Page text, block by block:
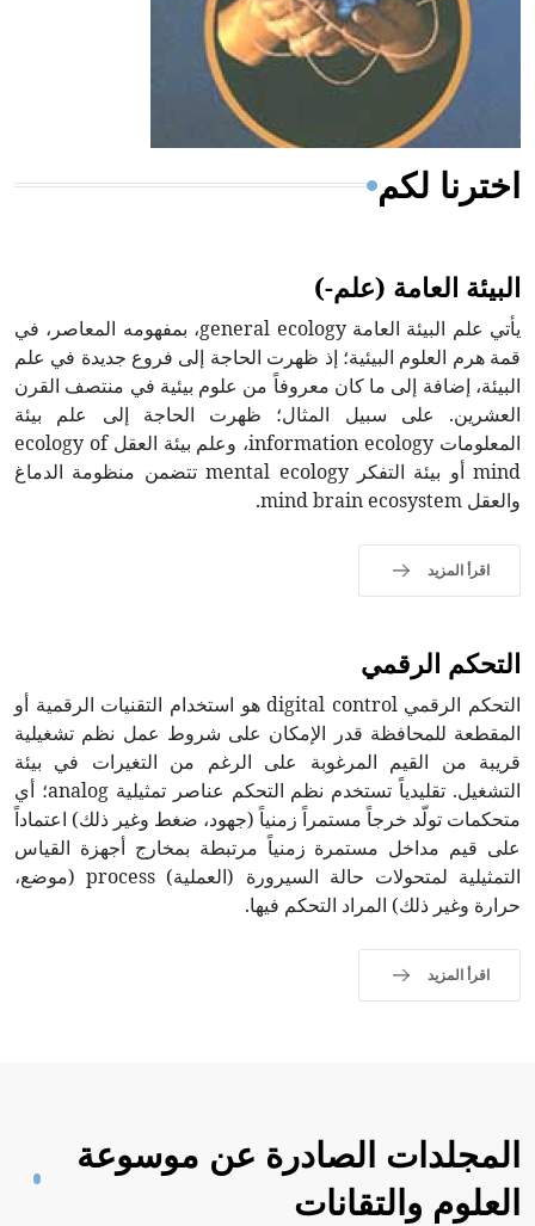
- هل تعلم أن المرجان إفراز حيواني يتكون في البحر ويتركب
من مادة كربونات الكلسيوم، وهو أحمر أو شديد الحمرة وهو
أجود أنواعه، ويمتاز بكبر الحجم ويسمى الش
اخترنا لكم
البيئة العامة (علم-)
يأتي علم البيئة العامة general ecology، بمفهومه المعاصر، في
قمة هرم العلوم البيئية؛ إذ ظهرت الحاجة إلى فروع جديدة في علم
البيئة، إضافة إلى ما كان معروفاً من علوم بيئية في منتصف القرن
العشرين. على سبيل المثال؛ ظهرت الحاجة إلى علم بيئة
المعلومات information ecology، وعلم بيئة العقل ecology of
mind أو بيئة التفكر mental ecology تتضمن منظومة الدماغ
والعقل mind brain ecosystem.
اقرأ المزيد
التحكم الرقمي
التحكم الرقمي digital control هو استخدام التقنيات الرقمية أو
المقطعة للمحافظة قدر الإمكان على شروط عمل نظم تشغيلية
قريبة من القيم المرغوبة على الرغم من التغيرات في بيئة
التشغيل. تقليدياً تستخدم نظم التحكم عناصر تمثيلية analog؛ أي
متحكمات تولّد خرجاً مستمراً زمنياً (جهود، ضغط وغير ذلك) اعتماداً
على قيم مداخل مستمرة زمنياً مرتبطة بمخارج أجهزة القياس
التمثيلية لمتحولات حالة السيرورة (العملية) process (موضع،
حرارة وغير ذلك) المراد التحكم فيها.
اقرأ المزيد
المجلدات الصادرة عن موسوعة
العلوم والتقانات